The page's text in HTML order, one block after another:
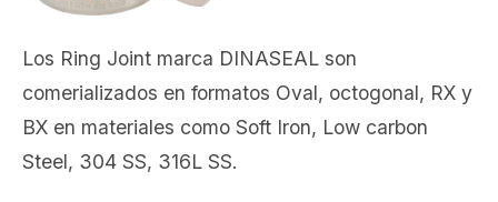
Los Ring Joint marca DINASEAL son
comerializados en formatos Oval, octogonal, RX y
BX en materiales como Soft Iron, Low carbon
Steel, 304 SS, 316L SS.